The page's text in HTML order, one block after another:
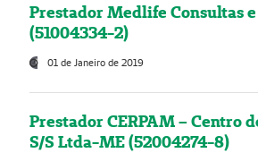
Prestador Medlife Consultas
(51004334-2)
01 de Janeiro de 2019
Prestador CERPAM – Centro
S/S Ltda-ME (52004274-8)